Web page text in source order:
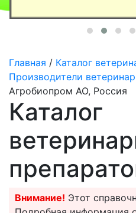
Главная / Каталог
Производители
Агробиопром АО, Россия
Каталог
Внимание! Этот